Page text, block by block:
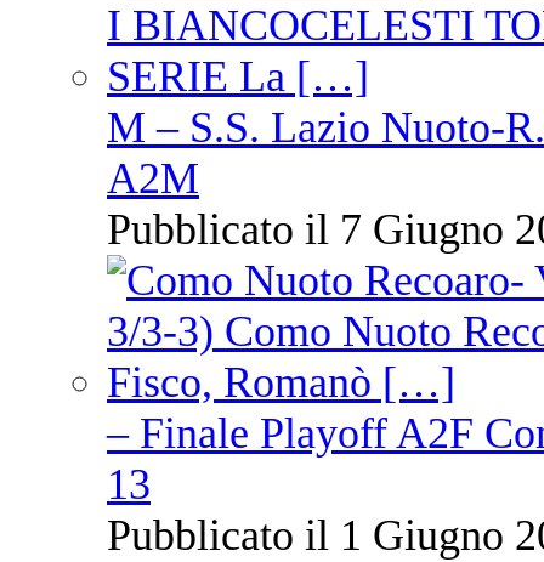
M – S.S. Lazio Nuoto-
A2M
Pubblicato il 7 Giugno
– Finale Playoff A2F
13
Pubblicato il 1 Giugno